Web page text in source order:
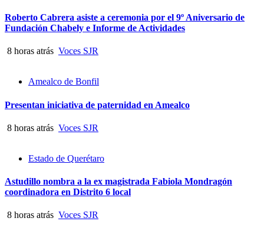
Roberto Cabrera asiste a ceremonia por el 9º Aniversario de
Fundación Chabely e Informe de Actividades
8 horas atrás Voces SJR
Amealco de Bonfil
Presentan iniciativa de paternidad en Amealco
8 horas atrás Voces SJR
Estado de Querétaro
Astudillo nombra a la ex magistrada Fabiola Mondragón
coordinadora en Distrito 6 local
8 horas atrás Voces SJR